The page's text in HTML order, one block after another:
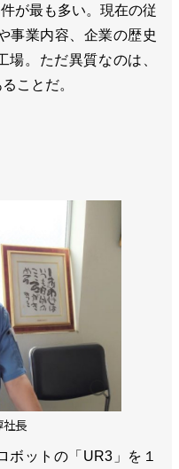
が最も多い。現在の従
事業内容、企業の歴史
場。ただ異質なのは、
ことだ。
社長
ットの「UR3」を１